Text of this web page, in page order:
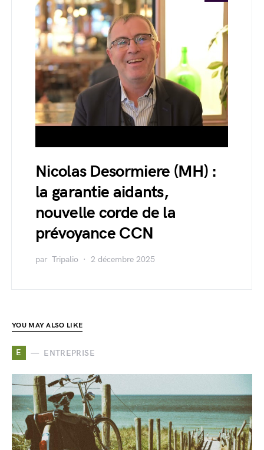
Nicolas Desormiere (MH) :
la garantie aidants,
nouvelle corde de la
prévoyance CCN
par Tripalio 2 décembre 2025
YOU MAY ALSO LIKE
E ENTREPRISE